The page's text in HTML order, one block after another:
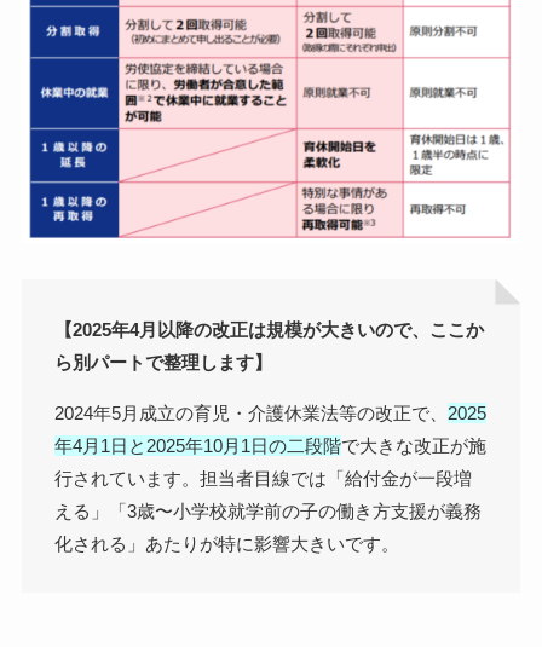
【2025年4月以降の改正は規模が大きいので、ここか
ら別パートで整理します】
2024年5月成立の育児・介護休業法等の改正で、 2025
年4月1日と2025年10月1日の二段階で大きな改正が施
行されています。担当者目線では「給付金が一段増
える」「3歳〜小学校就学前の子の働き方支援が義務
化される」あたりが特に影響大きいです。